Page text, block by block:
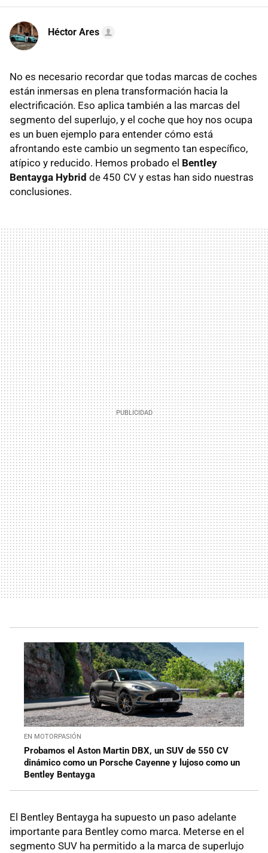
Héctor Ares
No es necesario recordar que todas marcas de coches
están inmersas en plena transformación hacia la
electrificación. Eso aplica también a las marcas del
segmento del superlujo, y el coche que hoy nos ocupa
es un buen ejemplo para entender cómo está
afrontando este cambio un segmento tan específico,
atípico y reducido. Hemos probado el Bentley
Bentayga Hybrid de 450 CV y estas han sido nuestras
conclusiones.
EN MOTORPASIÓN
Probamos el Aston Martin DBX, un SUV de 550 CV
dinámico como un Porsche Cayenne y lujoso como un
Bentley Bentayga
El Bentley Bentayga ha supuesto un paso adelante
importante para Bentley como marca. Meterse en el
segmento SUV ha permitido a la marca de superlujo